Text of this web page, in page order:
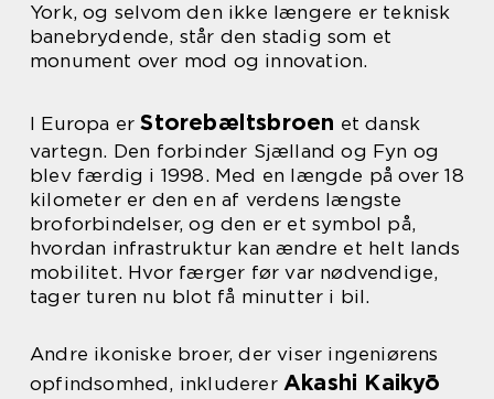
York, og selvom den ikke længere er teknisk
banebrydende, står den stadig som et
monument over mod og innovation.
I Europa erStorebæltsbroen et dansk
vartegn. Den forbinder Sjælland og Fyn og
blev færdig i 1998. Med en længde på over 18
kilometer er den en af verdens længste
broforbindelser, og den er et symbol på,
hvordan infrastruktur kan ændre et helt lands
mobilitet. Hvor færger før var nødvendige,
tager turen nu blot få minutter i bil.
Andre ikoniske broer, der viser ingeniørens
opfindsomhed, inkluderer Akashi Kaikyō